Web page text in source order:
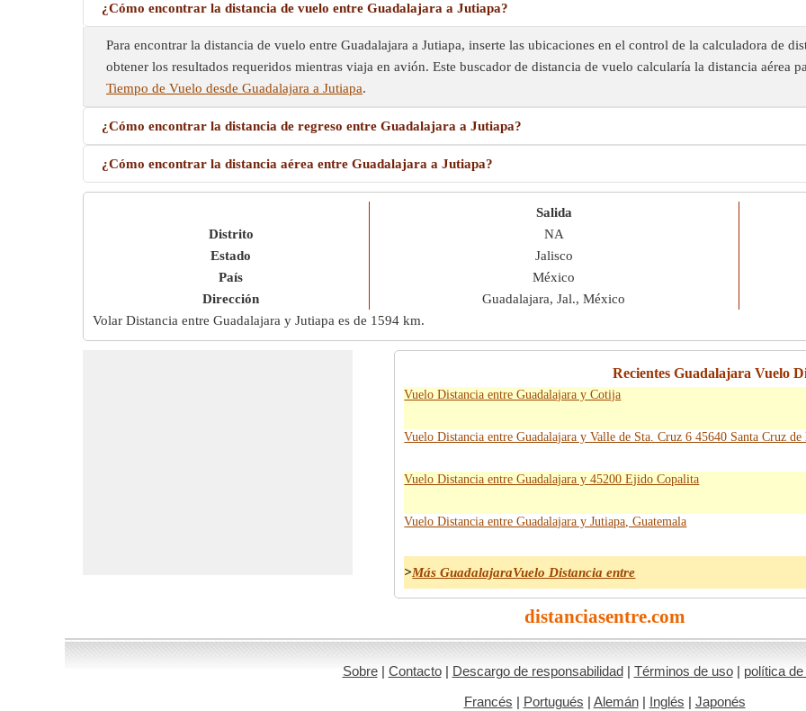
¿Cómo encontrar la distancia de vuelo entre Guadalajara a Jutiapa?
Para encontrar la distancia de vuelo entre Guadalajara a Jutiapa, inserte las ubicaciones en el control de la calculadora de
obtener los resultados requeridos mientras viaja en avión. Este buscador de distancia de vuelo calcularía la distancia aérea
Tiempo de Vuelo desde Guadalajara a Jutiapa.
¿Cómo encontrar la distancia de regreso entre Guadalajara a Jutiapa?
¿Cómo encontrar la distancia aérea entre Guadalajara a Jutiapa?
Distrito
Estado
País
Dirección
Salida
NA
Jalisco
México
Guadalajara, Jal., México
Volar Distancia entre Guadalajara y Jutiapa es de 1594 km.
Recientes Guadalajara Vuelo
Vuelo Distancia entre Guadalajara y Cotija
Vuelo Distancia entre Guadalajara y Valle de Sta. Cruz 6 45640 Santa Cruz de
Vuelo Distancia entre Guadalajara y 45200 Ejido Copalita
Vuelo Distancia entre Guadalajara y Jutiapa, Guatemala
>Más GuadalajaraVuelo Distancia entre
distanciasentre.com
Sobre| Contacto| Descargo de responsabilidad| Términos de uso| política
Francés | Portugués | Alemán| Inglés | Japonés